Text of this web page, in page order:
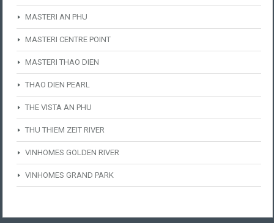
MASTERI AN PHU
MASTERI CENTRE POINT
MASTERI THAO DIEN
THAO DIEN PEARL
THE VISTA AN PHU
THU THIEM ZEIT RIVER
VINHOMES GOLDEN RIVER
VINHOMES GRAND PARK